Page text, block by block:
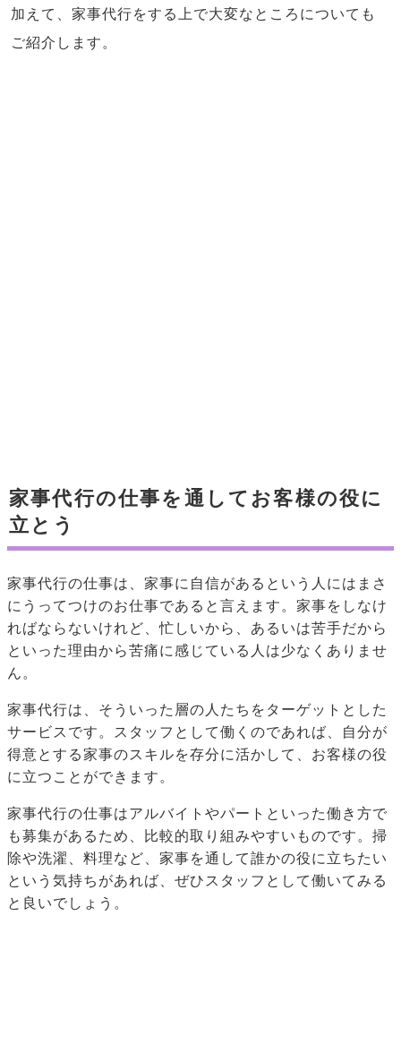
加えて、家事代行をする上で大変なところについても
ご紹介します。
家事代行の仕事を通してお客様の役に
立とう
家事代行の仕事は、家事に自信があるという人にはまさ
にうってつけのお仕事であると言えます。家事をしなけ
ればならないけれど、忙しいから、あるいは苦手だから
といった理由から苦痛に感じている人は少なくありませ
ん。
家事代行は、そういった層の人たちをターゲットとした
サービスです。スタッフとして働くのであれば、自分が
得意とする家事のスキルを存分に活かして、お客様の役
に立つことができます。
家事代行の仕事はアルバイトやパートといった働き方で
も募集があるため、比較的取り組みやすいものです。掃
除や洗濯、料理など、家事を通して誰かの役に立ちたい
という気持ちがあれば、ぜひスタッフとして働いてみる
と良いでしょう。